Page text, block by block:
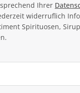
Ihrer
widerruflich
Spirituosen,